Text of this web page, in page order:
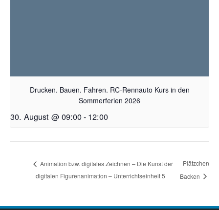
Drucken. Bauen. Fahren. RC-Rennauto Kurs in den
Sommerferien 2026
30. August @ 09:00- 12:00
Animation bzw. digitales Zeichnen – Die Kunst der
digitalen Figurenanimation – Unterrichtseinheit 5
Plätzchen
Backen